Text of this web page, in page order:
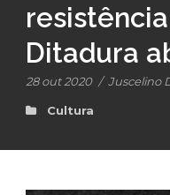
Ditadura
28 out 2020 / Juscelino
Cultura